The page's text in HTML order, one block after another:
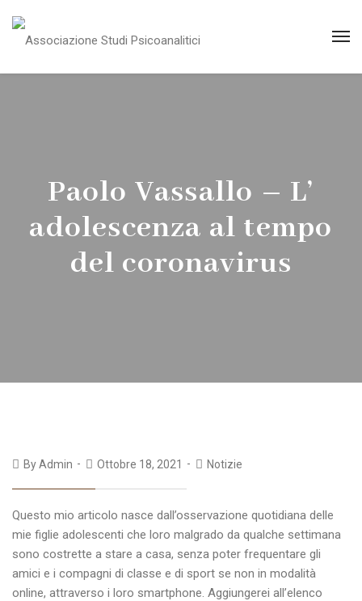
Paolo Vassallo – L’
adolescenza al tempo
del coronavirus
ByAdmin Ottobre 18, 2021 Notizie
Questo mio articolo nasce dall’osservazione quotidiana delle
mie figlie adolescenti che loro malgrado da qualche settimana
sono costrette a stare a casa, senza poter frequentare gli
amici e i compagni di classe e di sport se non in modalità
online, attraverso i loro smartphone. Aggiungerei all’elenco